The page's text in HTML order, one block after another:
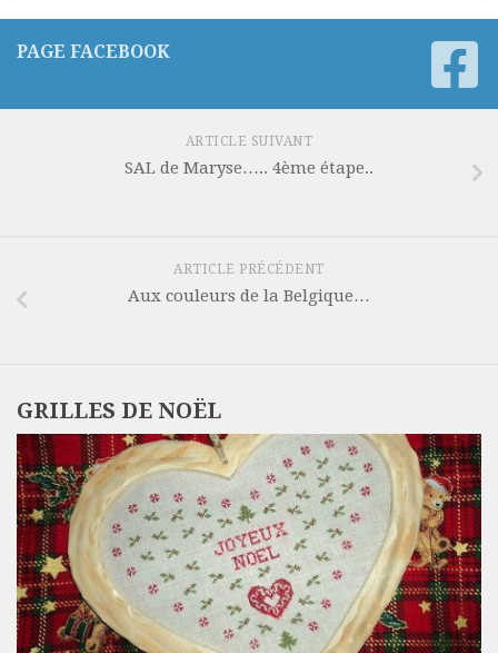
PAGE FACEBOOK
ARTICLE SUIVANT
SAL de Maryse….. 4ème étape..
ARTICLE PRÉCÉDENT
Aux couleurs de la Belgique…
GRILLES DE NOËL